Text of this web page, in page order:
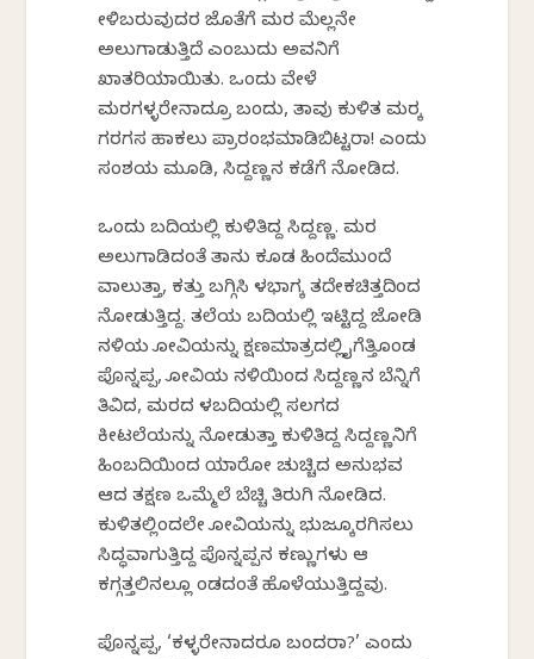
ಕೇಳಿಬರುವುದರ ಜೊತೆಗೆ ಮರ ಮೆಲ್ಲನೇ
ಅಲುಗಾಡುತ್ತಿದೆ ಎಂಬುದು ಅವನಿಗೆ
ಖಾತರಿಯಾಯಿತು. ಒಂದು ವೇಳೆ
ಮರಗಳ್ಳರೇನಾದ್ರೂ ಬಂದು, ತಾವು ಕುಳಿತ ಮರಕ್ಕೆ
ಗರಗಸ ಹಾಕಲು ಪ್ರಾರಂಭಮಾಡಿಬಿಟ್ಟರಾ! ಎಂದು
ಸಂಶಯ ಮೂಡಿ, ಸಿದ್ದಣ್ಣನ ಕಡೆಗೆ ನೋಡಿದ.
ಒಂದು ಬದಿಯಲ್ಲಿ ಕುಳಿತಿದ್ದ ಸಿದ್ದಣ್ಣ. ಮರ
ಅಲುಗಾಡಿದಂತೆ ತಾನು ಕೂಡ ಹಿಂದೆಮುಂದೆ
ವಾಲುತ್ತಾ, ಕತ್ತು ಬಗ್ಗಿಸಿ ಕೆಳಭಾಗಕ್ಕೆ ತದೇಕಚಿತ್ತದಿಂದ
ನೋಡುತ್ತಿದ್ದ. ತಲೆಯ ಬದಿಯಲ್ಲಿ ಇಟ್ಟಿದ್ದ ಜೋಡಿ
ನಳಿಕೆಯ ಕೋವಿಯನ್ನು ಕ್ಷಣಮಾತ್ರದಲ್ಲಿ ಕೈಗೆತ್ತಿಕೊಂಡ
ಪೊನ್ನಪ್ಪ, ಕೋವಿಯ ನಳಿಕೆಯಿಂದ ಸಿದ್ದಣ್ಣನ ಬೆನ್ನಿಗೆ
ತಿವಿದ, ಮರದ ಕೆಳಬದಿಯಲ್ಲಿ ಸಲಗದ
ಕೀಟಲೆಯನ್ನು ನೋಡುತ್ತಾ ಕುಳಿತಿದ್ದ ಸಿದ್ದಣ್ಣನಿಗೆ
ಹಿಂಬದಿಯಿಂದ ಯಾರೋ ಚುಚ್ಚಿದ ಅನುಭವ
ಆದ ತಕ್ಷಣ ಒಮ್ಮೆಲೆ ಬೆಚ್ಚಿ ತಿರುಗಿ ನೋಡಿದ.
ಕುಳಿತಲ್ಲಿಂದಲೇ ಕೋವಿಯನ್ನು ಭುಜಕ್ಕೊರಗಿಸಲು
ಸಿದ್ಧವಾಗುತ್ತಿದ್ದ ಪೊನ್ನಪ್ಪನ ಕಣ್ಣುಗಳು ಆ
ಕಗ್ಗತ್ತಲಿನಲ್ಲೂ ಕೆಂಡದಂತೆ ಹೊಳೆಯುತ್ತಿದ್ದವು.
ಪೊನ್ನಪ್ಪ, ‘ಕಳ್ಳರೇನಾದರೂ ಬಂದರಾ?’ ಎಂದು